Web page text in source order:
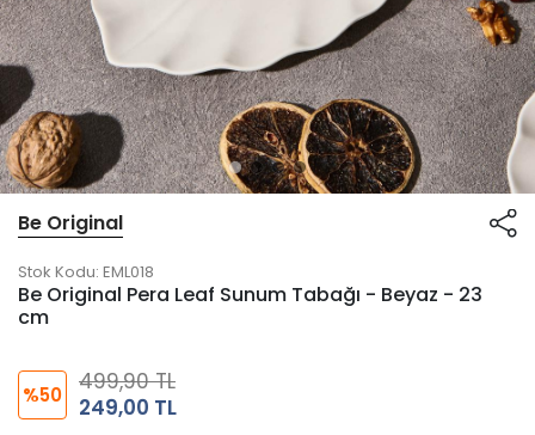
Be Original
Stok Kodu: EML018
Be Original Pera Leaf Sunum Tabağı - Beyaz - 23
cm
%50
499,90 TL
249,00 TL